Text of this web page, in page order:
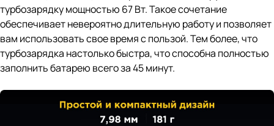
турбозарядку мощностью 67 Вт. Такое сочетание
обеспечивает невероятно длительную работу и позволяет
вам использовать свое время с пользой. Тем более, что
турбозарядка настолько быстра, что способна полностью
заполнить батарею всего за 45 минут.